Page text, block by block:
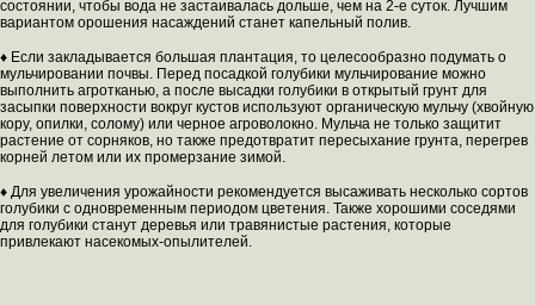
состоянии, чтобы вода не застаивалась дольше, чем на 2-е суток. Лучшим
вариантом орошения насаждений станет капельный полив.
♦ Если закладывается большая плантация, то целесообразно подумать о
мульчировании почвы. Перед посадкой голубики мульчирование можно
выполнить агротканью, а после высадки голубики в открытый грунт для
засыпки поверхности вокруг кустов используют органическую мульчу (хвойную
кору, опилки, солому) или черное агроволокно. Мульча не только защитит
растение от сорняков, но также предотвратит пересыхание грунта, перегрев
корней летом или их промерзание зимой.
♦ Для увеличения урожайности рекомендуется высаживать несколько сортов
голубики с одновременным периодом цветения. Также хорошими соседями
для голубики станут деревья или травянистые растения, которые
привлекают насекомых-опылителей.